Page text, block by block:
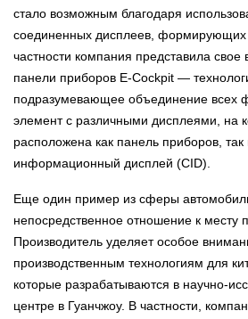
стало возможным благодаря
соединенных дисплеев, формирующих
частности компания представила свое
панели приборов E-Cockpit —
подразумевающее объединение всех
элемент с различными дисплеями, на
расположена как панель приборов,
информационный дисплей (CID).
Еще один пример из сферы
непосредственное отношение к месту
Производитель уделяет особое
производственным технологиям для
которые разрабатываются в научно-
центре в Гуанчжоу. В частности,